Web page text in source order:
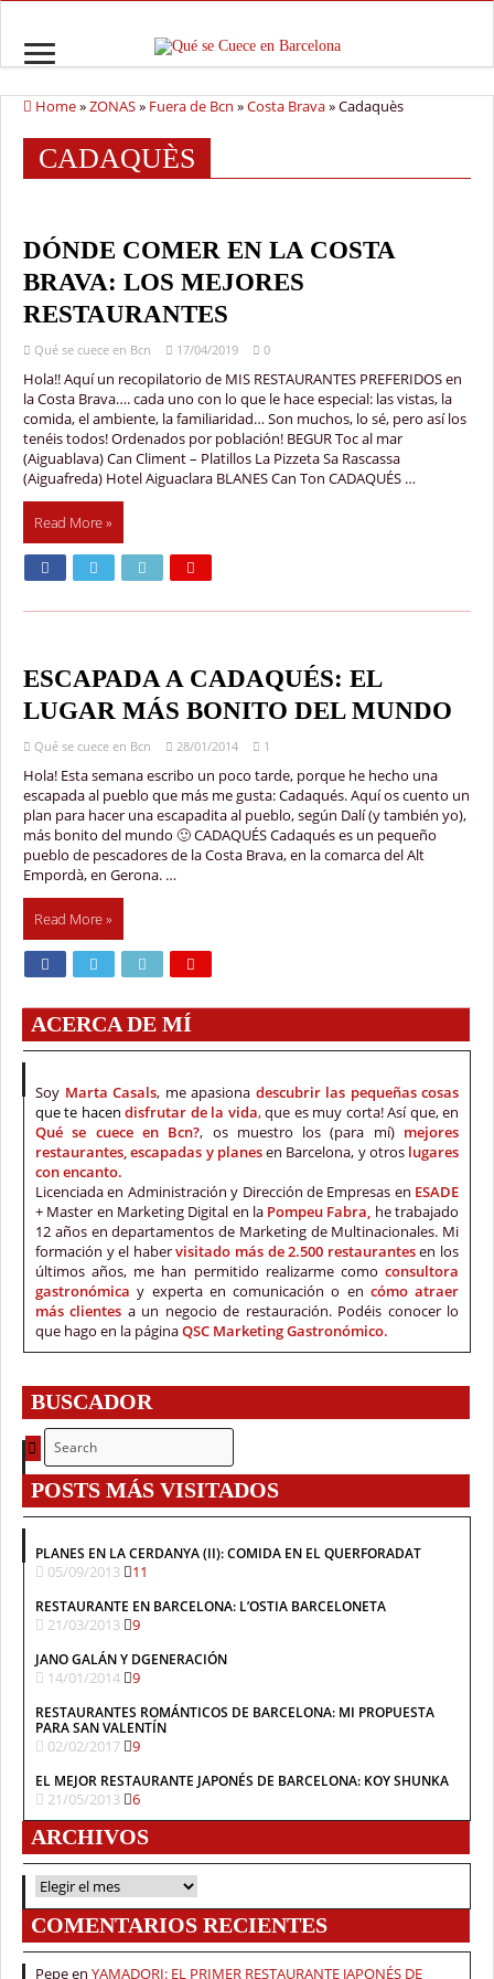
Home»ZONAS» Fuera de Bcn »Costa Brava»Cadaquès
CADAQUÈS
DÓNDE COMER EN LA COSTA
BRAVA: LOS MEJORES
RESTAURANTES
Qué se cuece en Bcn 17/04/2019 0
Hola!! Aquí un recopilatorio de MIS RESTAURANTES PREFERIDOS en
la Costa Brava…. cada uno con lo que le hace especial: las vistas, la
comida, el ambiente, la familiaridad… Son muchos, lo sé, pero así los
tenéis todos! Ordenados por población! BEGUR Toc al mar
(Aiguablava) Can Climent – Platillos La Pizzeta Sa Rascassa
(Aiguafreda) Hotel Aiguaclara BLANES Can Ton CADAQUÉS …
Read More »
ESCAPADA A CADAQUÉS: EL
LUGAR MÁS BONITO DEL MUNDO
Qué se cuece en Bcn 28/01/2014 1
Hola! Esta semana escribo un poco tarde, porque he hecho una
escapada al pueblo que más me gusta: Cadaqués. Aquí os cuento un
plan para hacer una escapadita al pueblo, según Dalí (y también yo),
más bonito del mundo 🙂 CADAQUÉS Cadaqués es un pequeño
pueblo de pescadores de la Costa Brava, en la comarca del Alt
Empordà, en Gerona. …
Read More »
ACERCA DE MÍ
Soy Marta Casals, me apasiona descubrir las pequeñas cosas
que te hacen disfrutar de la vida,que es muy corta! Así que, en
Qué se cuece en Bcn?, os muestro los (para mí) mejores
restaurantes, escapadas y planesen Barcelona, y otros lugares
con encanto.
Licenciada en Administración y Dirección de Empresas en ESADE
+ Master en Marketing Digital en la Pompeu Fabra, he trabajado
12 años en departamentos de Marketing de Multinacionales. Mi
formación y el habervisitado más de 2.500 restaurantes en los
últimos años, me han permitido realizarme como consultora
gastronómicay experta en comunicación o en cómo atraer
más clientes a un negocio de restauración. Podéis conocer lo
que hago en la páginaQSC Marketing Gastronómico.
BUSCADOR
POSTS MÁS VISITADOS
PLANES EN LA CERDANYA (II): COMIDA EN EL QUERFORADAT
05/09/2013 11
RESTAURANTE EN BARCELONA: L’OSTIA BARCELONETA
21/03/2013 9
JANO GALÁN Y DGENERACIÓN
14/01/2014 9
RESTAURANTES ROMÁNTICOS DE BARCELONA: MI PROPUESTA
PARA SAN VALENTÍN
02/02/2017 9
EL MEJOR RESTAURANTE JAPONÉS DE BARCELONA: KOY SHUNKA
21/05/2013 6
ARCHIVOS
ARCHIVOS
COMENTARIOS RECIENTES
Pepeen YAMADORI: EL PRIMER RESTAURANTE JAPONÉS DE